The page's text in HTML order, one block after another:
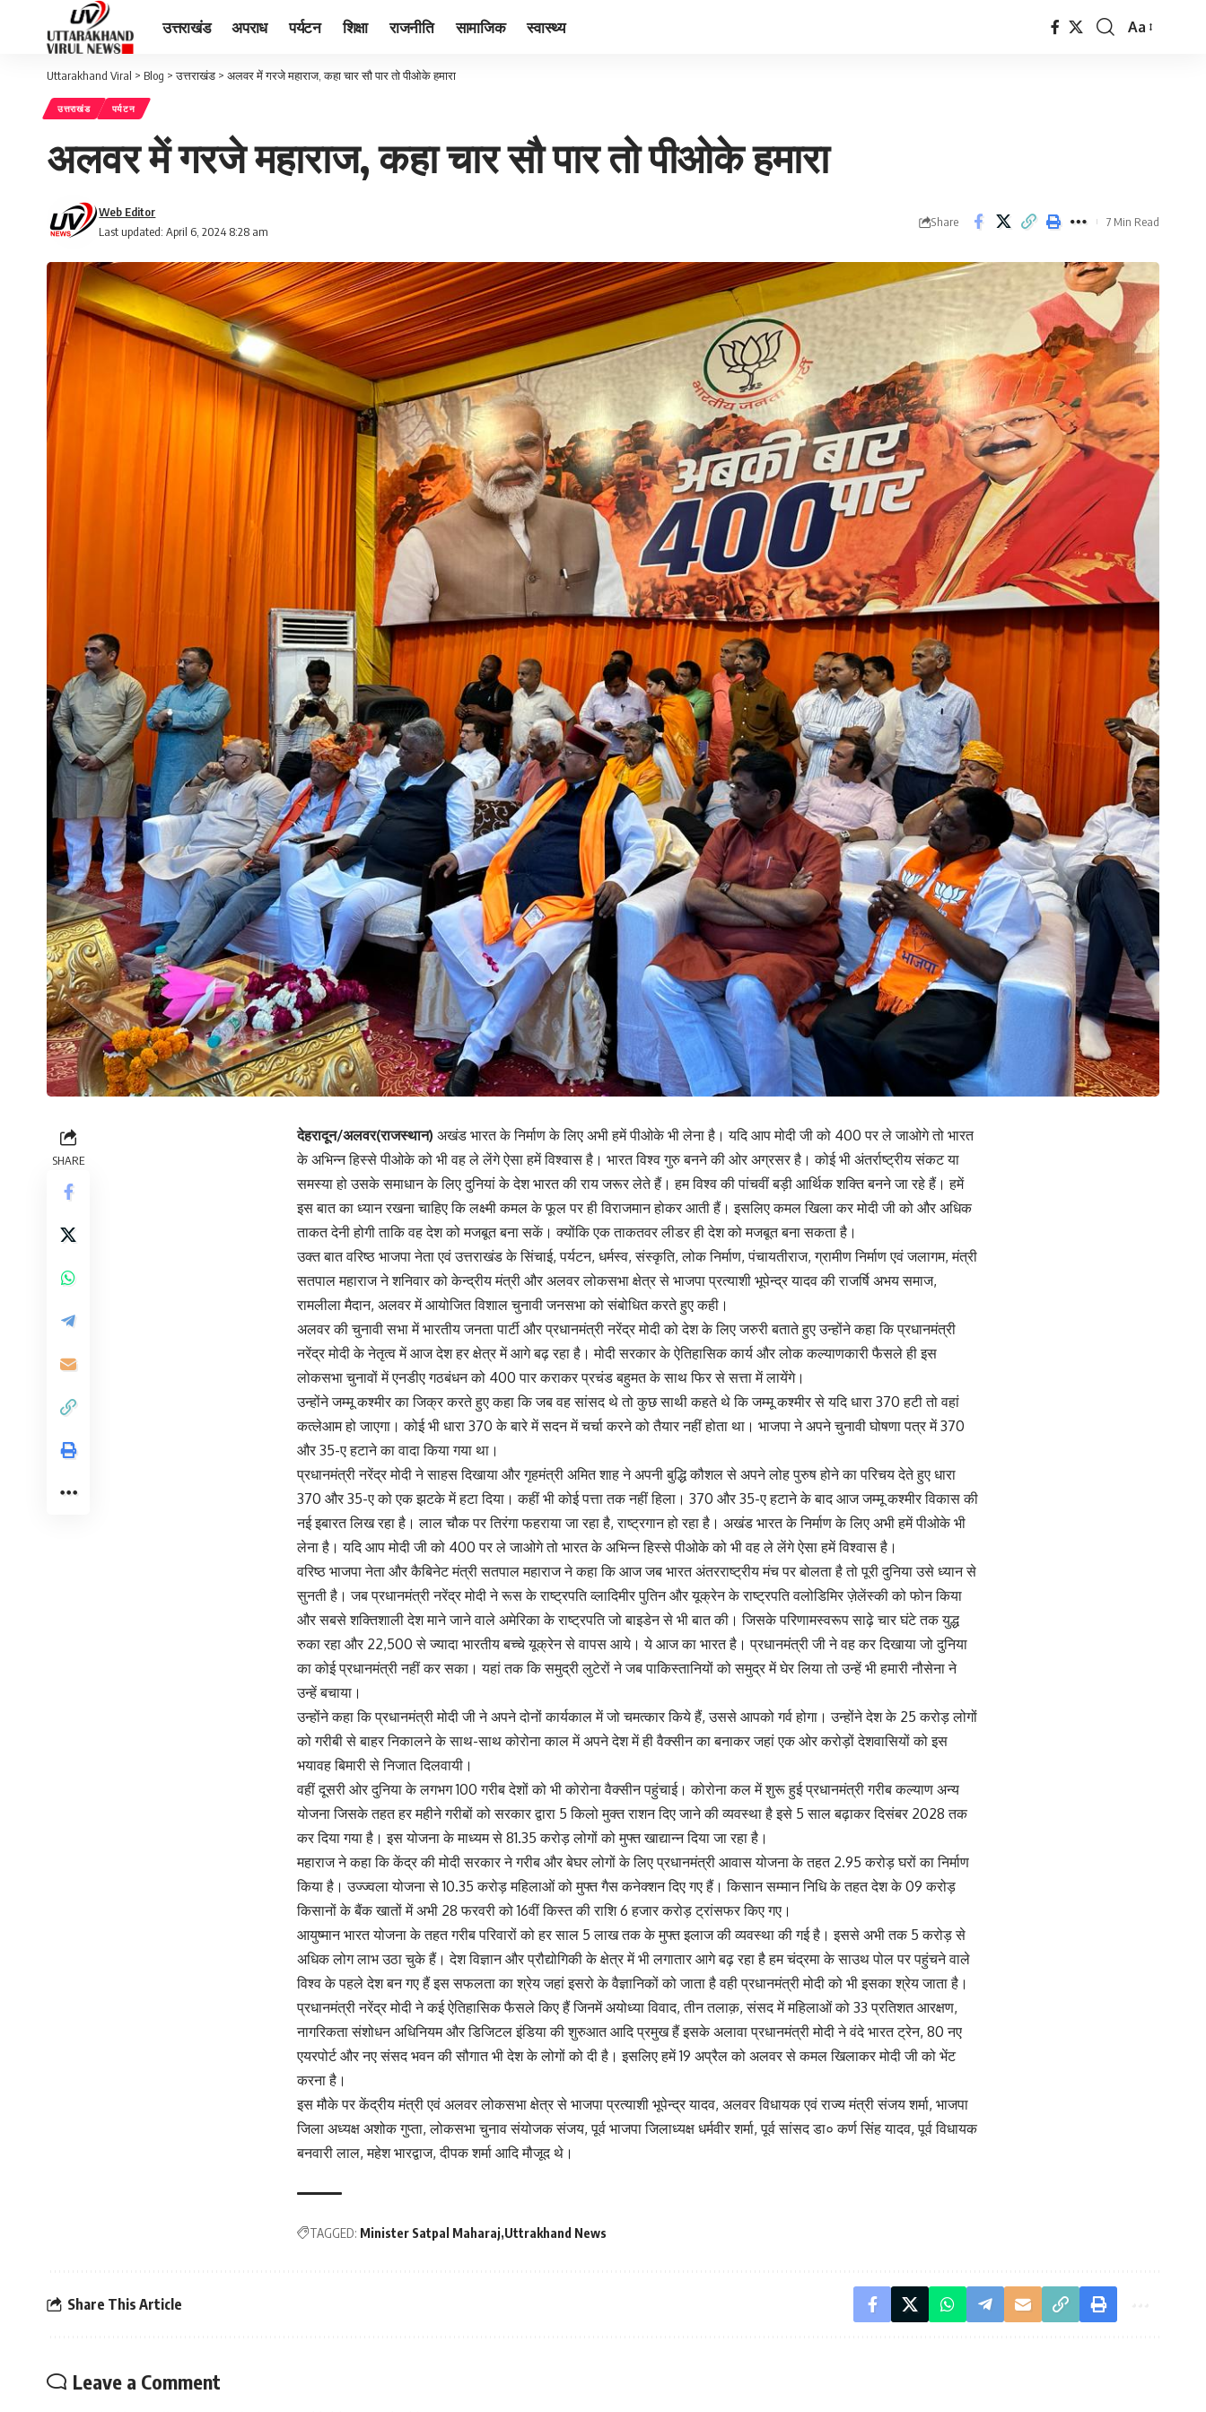
उत्तराखंड अपराध पर्यटन शिक्षा राजनीति सामाजिक स्वास्थ्य
Font
Aa
Uttarakhand Viral > Blog >उत्तराखंड > अलवर में गरजे महाराज, कहा चार सौ पार तो पीओके हमारा
उत्तराखंड पर्यटन
अलवर में गरजे महाराज, कहा चार सौ पार तो पीओके हमारा
Last updated: April 6, 2024 8:28 am
Web Editor
Share 7 Min Read
SHARE
देहरादून/अलवर(राजस्थान) अखंड भारत के निर्माण के लिए अभी हमें पीओके भी लेना है। यदि आप मोदी जी को 400 पर ले जाओगे तो भारत
के अभिन्न हिस्से पीओके को भी वह ले लेंगे ऐसा हमें विश्वास है। भारत विश्व गुरु बनने की ओर अग्रसर है। कोई भी अंतर्राष्ट्रीय संकट या
समस्या हो उसके समाधान के लिए दुनियां के देश भारत की राय जरूर लेते हैं। हम विश्व की पांचवीं बड़ी आर्थिक शक्ति बनने जा रहे हैं। हमें
इस बात का ध्यान रखना चाहिए कि लक्ष्मी कमल के फूल पर ही विराजमान होकर आती हैं। इसलिए कमल खिला कर मोदी जी को और अधिक
ताकत देनी होगी ताकि वह देश को मजबूत बना सकें। क्योंकि एक ताकतवर लीडर ही देश को मजबूत बना सकता है।
उक्त बात वरिष्ठ भाजपा नेता एवं उत्तराखंड के सिंचाई, पर्यटन, धर्मस्व, संस्कृति, लोक निर्माण, पंचायतीराज, ग्रामीण निर्माण एवं जलागम, मंत्री
सतपाल महाराज ने शनिवार को केन्द्रीय मंत्री और अलवर लोकसभा क्षेत्र से भाजपा प्रत्याशी भूपेन्द्र यादव की राजर्षि अभय समाज,
रामलीला मैदान, अलवर में आयोजित विशाल चुनावी जनसभा को संबोधित करते हुए कही।
अलवर की चुनावी सभा में भारतीय जनता पार्टी और प्रधानमंत्री नरेंद्र मोदी को देश के लिए जरुरी बताते हुए उन्होंने कहा कि प्रधानमंत्री
नरेंद्र मोदी के नेतृत्व में आज देश हर क्षेत्र में आगे बढ़ रहा है। मोदी सरकार के ऐतिहासिक कार्य और लोक कल्याणकारी फैसले ही इस
लोकसभा चुनावों में एनडीए गठबंधन को 400 पार कराकर प्रचंड बहुमत के साथ फिर से सत्ता में लायेंगे।
उन्होंने जम्मू कश्मीर का जिक्र करते हुए कहा कि जब वह सांसद थे तो कुछ साथी कहते थे कि जम्मू कश्मीर से यदि धारा 370 हटी तो वहां
कत्लेआम हो जाएगा। कोई भी धारा 370 के बारे में सदन में चर्चा करने को तैयार नहीं होता था। भाजपा ने अपने चुनावी घोषणा पत्र में 370
और 35-ए हटाने का वादा किया गया था।
प्रधानमंत्री नरेंद्र मोदी ने साहस दिखाया और गृहमंत्री अमित शाह ने अपनी बुद्धि कौशल से अपने लोह पुरुष होने का परिचय देते हुए धारा
370 और 35-ए को एक झटके में हटा दिया। कहीं भी कोई पत्ता तक नहीं हिला। 370 और 35-ए हटाने के बाद आज जम्मू कश्मीर विकास की
नई इबारत लिख रहा है। लाल चौक पर तिरंगा फहराया जा रहा है, राष्ट्रगान हो रहा है। अखंड भारत के निर्माण के लिए अभी हमें पीओके भी
लेना है। यदि आप मोदी जी को 400 पर ले जाओगे तो भारत के अभिन्न हिस्से पीओके को भी वह ले लेंगे ऐसा हमें विश्वास है।
वरिष्ठ भाजपा नेता और कैबिनेट मंत्री सतपाल महाराज ने कहा कि आज जब भारत अंतरराष्ट्रीय मंच पर बोलता है तो पूरी दुनिया उसे ध्यान से
सुनती है। जब प्रधानमंत्री नरेंद्र मोदी ने रूस के राष्ट्रपति व्लादिमीर पुतिन और यूक्रेन के राष्ट्रपति वलोडिमिर ज़ेलेंस्की को फोन किया
और सबसे शक्तिशाली देश माने जाने वाले अमेरिका के राष्ट्रपति जो बाइडेन से भी बात की। जिसके परिणामस्वरूप साढ़े चार घंटे तक युद्ध
रुका रहा और 22,500 से ज्यादा भारतीय बच्चे यूक्रेन से वापस आये। ये आज का भारत है। प्रधानमंत्री जी ने वह कर दिखाया जो दुनिया
का कोई प्रधानमंत्री नहीं कर सका। यहां तक कि समुद्री लुटेरों ने जब पाकिस्तानियों को समुद्र में घेर लिया तो उन्हें भी हमारी नौसेना ने
उन्हें बचाया।
उन्होंने कहा कि प्रधानमंत्री मोदी जी ने अपने दोनों कार्यकाल में जो चमत्कार किये हैं, उससे आपको गर्व होगा। उन्होंने देश के 25 करोड़ लोगों
को गरीबी से बाहर निकालने के साथ-साथ कोरोना काल में अपने देश में ही वैक्सीन का बनाकर जहां एक ओर करोड़ों देशवासियों को इस
भयावह बिमारी से निजात दिलवायी।
वहीं दूसरी ओर दुनिया के लगभग 100 गरीब देशों को भी कोरोना वैक्सीन पहुंचाई। कोरोना कल में शुरू हुई प्रधानमंत्री गरीब कल्याण अन्य
योजना जिसके तहत हर महीने गरीबों को सरकार द्वारा 5 किलो मुक्त राशन दिए जाने की व्यवस्था है इसे 5 साल बढ़ाकर दिसंबर 2028 तक
कर दिया गया है। इस योजना के माध्यम से 81.35 करोड़ लोगों को मुफ्त खाद्यान्न दिया जा रहा है।
महाराज ने कहा कि केंद्र की मोदी सरकार ने गरीब और बेघर लोगों के लिए प्रधानमंत्री आवास योजना के तहत 2.95 करोड़ घरों का निर्माण
किया है। उज्ज्वला योजना से 10.35 करोड़ महिलाओं को मुफ्त गैस कनेक्शन दिए गए हैं। किसान सम्मान निधि के तहत देश के 09 करोड़
किसानों के बैंक खातों में अभी 28 फरवरी को 16वीं किस्त की राशि 6 हजार करोड़ ट्रांसफर किए गए।
आयुष्मान भारत योजना के तहत गरीब परिवारों को हर साल 5 लाख तक के मुफ्त इलाज की व्यवस्था की गई है। इससे अभी तक 5 करोड़ से
अधिक लोग लाभ उठा चुके हैं। देश विज्ञान और प्रौद्योगिकी के क्षेत्र में भी लगातार आगे बढ़ रहा है हम चंद्रमा के साउथ पोल पर पहुंचने वाले
विश्व के पहले देश बन गए हैं इस सफलता का श्रेय जहां इसरो के वैज्ञानिकों को जाता है वही प्रधानमंत्री मोदी को भी इसका श्रेय जाता है।
प्रधानमंत्री नरेंद्र मोदी ने कई ऐतिहासिक फैसले किए हैं जिनमें अयोध्या विवाद, तीन तलाक़, संसद में महिलाओं को 33 प्रतिशत आरक्षण,
नागरिकता संशोधन अधिनियम और डिजिटल इंडिया की शुरुआत आदि प्रमुख हैं इसके अलावा प्रधानमंत्री मोदी ने वंदे भारत ट्रेन, 80 नए
एयरपोर्ट और नए संसद भवन की सौगात भी देश के लोगों को दी है। इसलिए हमें 19 अप्रैल को अलवर से कमल खिलाकर मोदी जी को भेंट
करना है।
इस मौके पर केंद्रीय मंत्री एवं अलवर लोकसभा क्षेत्र से भाजपा प्रत्याशी भूपेन्द्र यादव, अलवर विधायक एवं राज्य मंत्री संजय शर्मा, भाजपा
जिला अध्यक्ष अशोक गुप्ता, लोकसभा चुनाव संयोजक संजय, पूर्व भाजपा जिलाध्यक्ष धर्मवीर शर्मा, पूर्व सांसद डा० कर्ण सिंह यादव, पूर्व विधायक
बनवारी लाल, महेश भारद्वाज, दीपक शर्मा आदि मौजूद थे।
TAGGED: Minister Satpal Maharaj Uttrakhand News
Share This Article
Leave a Comment